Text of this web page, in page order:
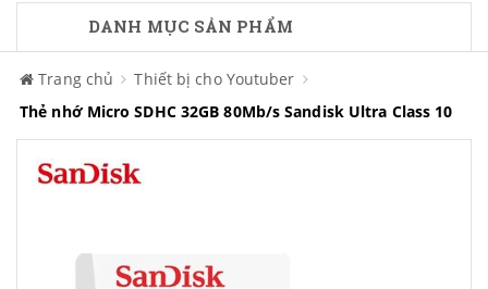
DANH MỤC SẢN PHẨM
Trang chủ
Thiết bị cho Youtuber
Thẻ nhớ Micro SDHC 32GB 80Mb/s Sandisk Ultra Class 10